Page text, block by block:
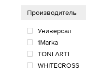
Производитель
Универсал
1Marka
TONI ARTI
WHITECROSS